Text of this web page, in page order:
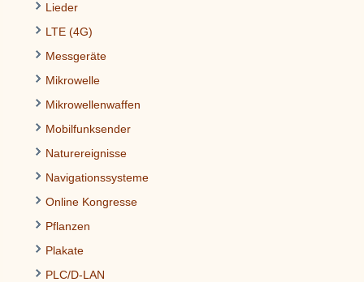
Lieder
LTE (4G)
Messgeräte
Mikrowelle
Mikrowellenwaffen
Mobilfunksender
Naturereignisse
Navigationssysteme
Online Kongresse
Pflanzen
Plakate
PLC/D-LAN